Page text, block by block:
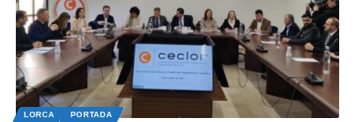
LORCA PORTADA